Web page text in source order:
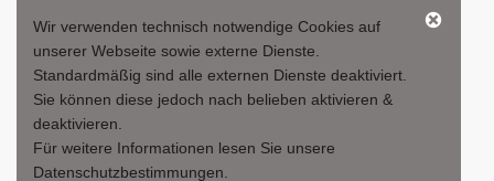
Agentur Hablesreiter e.U. - Patrick Hablesreiter-Veigl
Stiegengasse 11/10, 1060 Wien - Austria
Tel.:+43 (0)660 / 522 87 06
+43 (0)670 / 184 51 03
office@my-headhunter.at
Wir verwenden technisch notwendige Cookies auf
unserer Webseite sowie externe Dienste.
Standardmäßig sind alle externen Dienste deaktiviert.
Sie können diese jedoch nach belieben aktivieren &
deaktivieren.
Für weitere Informationen lesen Sie unsere
Datenschutzbestimmungen.